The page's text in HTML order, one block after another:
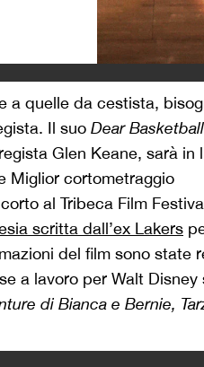
a quelle da cestista,
Il suo Dear Basketball
Glen Keane, sarà in
Miglior cortometraggio
al Tribeca Film
scritta dall’ex Lakers
del film sono state
a lavoro per Walt Disney
di Bianca e Bernie,